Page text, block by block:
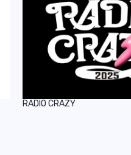
RADIO CRAZY